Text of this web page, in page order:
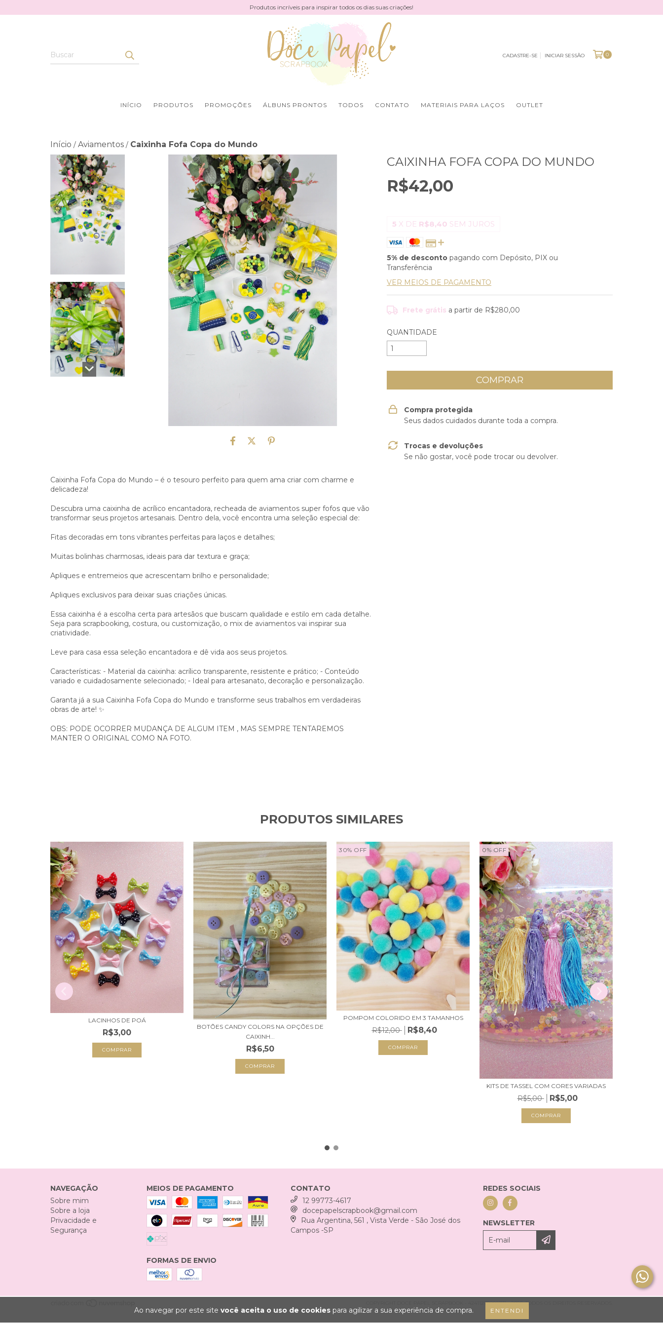
Ao navegar por este site você aceita o uso de cookies para agilizar a sua experiência de compra. ENTENDI
Produtos incríveis para inspirar todos os dias suas criações!
CADASTRE-SE INICIAR SESSÃO 0
INÍCIO PRODUTOS PROMOÇÕES ÁLBUNS PRONTOS TODOS CONTATO MATERIAIS PARA LAÇOS OUTLET
Início / Aviamentos / Caixinha Fofa Copa do Mundo
Caixinha Fofa Copa do Mundo – é o tesouro perfeito para quem ama criar com charme e
delicadeza!
Descubra uma caixinha de acrílico encantadora, recheada de aviamentos super fofos que vão
transformar seus projetos artesanais. Dentro dela, você encontra uma seleção especial de:
Fitas decoradas em tons vibrantes perfeitas para laços e detalhes;
Muitas bolinhas charmosas, ideais para dar textura e graça;
Apliques e entremeios que acrescentam brilho e personalidade;
Apliques exclusivos para deixar suas criações únicas.
Essa caixinha é a escolha certa para artesãos que buscam qualidade e estilo em cada detalhe.
Seja para scrapbooking, costura, ou customização, o mix de aviamentos vai inspirar sua
criatividade.
Leve para casa essa seleção encantadora e dê vida aos seus projetos.
Características: - Material da caixinha: acrílico transparente, resistente e prático; - Conteúdo
variado e cuidadosamente selecionado; - Ideal para artesanato, decoração e personalização.
Garanta já a sua Caixinha Fofa Copa do Mundo e transforme seus trabalhos em verdadeiras
obras de arte! ✨
OBS: PODE OCORRER MUDANÇA DE ALGUM ITEM , MAS SEMPRE TENTAREMOS
MANTER O ORIGINAL COMO NA FOTO.
CAIXINHA FOFA COPA DO MUNDO
R$42,00
5 X DE R$8,40 SEM JUROS
5% de desconto pagando com Depósito, PIX ou
Transferência
VER MEIOS DE PAGAMENTO
Frete grátis a partir de R$280,00
QUANTIDADE
Compra protegida
Seus dados cuidados durante toda a compra.
Trocas e devoluções
Se não gostar, você pode trocar ou devolver.
PRODUTOS SIMILARES
LACINHOS DE POÁ
R$3,00
COMPRAR
BOTÕES CANDY COLORS NA OPÇÕES DE
CAIXINH...
R$6,50
COMPRAR
30% OFF
POMPOM COLORIDO EM 3 TAMANHOS
R$12,00 R$8,40
COMPRAR
0% OFF
KITS DE TASSEL COM CORES VARIADAS
R$5,00 R$5,00
COMPRAR
NAVEGAÇÃO
Sobre mim
Sobre a loja
Privacidade e
Segurança
MEIOS DE PAGAMENTO
FORMAS DE ENVIO
CONTATO
12 99773-4617
docepapelscrapbook@gmail.com
Rua Argentina, 561 , Vista Verde - São José dos
Campos -SP
REDES SOCIAIS
NEWSLETTER
COPYRIGHT DOCE PAPEL SCRAPBOOK - 42411277000157 - 2026. TODOS OS DIREITOS RESERVADOS.